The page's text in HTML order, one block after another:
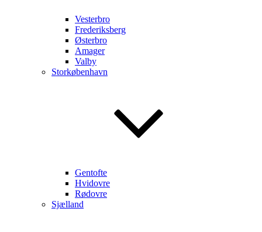
Vesterbro
Frederiksberg
Østerbro
Amager
Valby
Storkøbenhavn
Gentofte
Hvidovre
Rødovre
Sjælland